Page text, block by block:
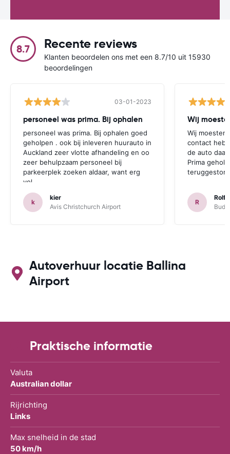
8.7 Recente reviews
Klanten beoordelen ons met een 8.7/10 uit 15930
beoordelingen
03-01-2023
personeel was prima. Bij ophalen
personeel was prima. Bij ophalen goed
geholpen . ook bij inleveren huurauto in
Auckland zeer vlotte afhandeling en oo
zeer behulpzaam personeel bij
parkeerplek zoeken aldaar, want erg
vol.
k
kier
Avis Christchurch Airport
Wij
Wij moesten
contact
de auto
Prima
R
Rolf
Autoverhuur locatie Ballina
Airport
Praktische informatie
Valuta
Australian dollar
Rijrichting
Links
Max snelheid in de stad
50 km/h